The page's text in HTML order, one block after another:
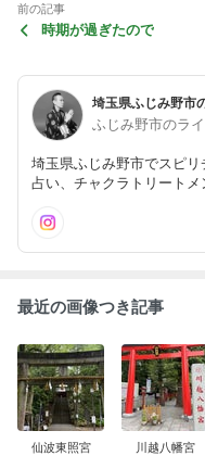
前の記事
時期が過ぎたので
ふじみ野市のラ
埼玉県ふじみ野市でスピ
占い、チャクラトリートメ
い味方の整体師で開運ヒ
最近の画像つき記事
仙波東照宮 川越八幡宮